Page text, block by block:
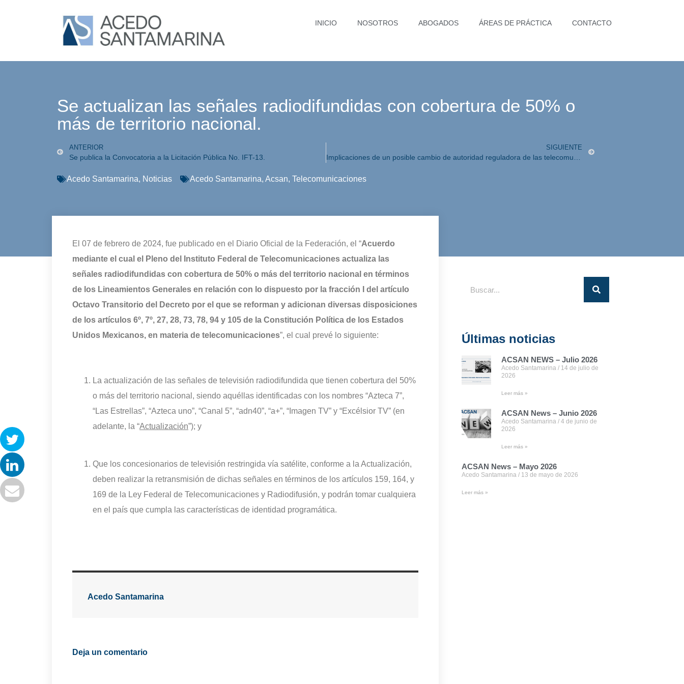
INICIO NOSOTROS ABOGADOS ÁREAS DE PRÁCTICA CONTACTO
Se actualizan las señales radiodifundidas con cobertura de 50% o
más de territorio nacional.
ANTERIOR
Se publica la Convocatoria a la Licitación Pública No. IFT-13.
SIGUIENTE
Acedo Santamarina, Noticias Acedo Santamarina, Acsan, Telecomunicaciones
El 07 de febrero de 2024, fue publicado en el Diario Oficial de la Federación, el “Acuerdo
mediante el cual el Pleno del Instituto Federal de Telecomunicaciones actualiza las
señales radiodifundidas con cobertura de 50% o más del territorio nacional en términos
de los Lineamientos Generales en relación con lo dispuesto por la fracción I del artículo
Octavo Transitorio del Decreto por el que se reforman y adicionan diversas disposiciones
de los artículos 6º, 7º, 27, 28, 73, 78, 94 y 105 de la Constitución Política de los Estados
Unidos Mexicanos, en materia de telecomunicaciones”, el cual prevé lo siguiente:
La actualización de las señales de televisión radiodifundida que tienen cobertura del 50%
o más del territorio nacional, siendo aquéllas identificadas con los nombres “Azteca 7”,
“Las Estrellas”, “Azteca uno”, “Canal 5”, “adn40”, “a+”, “Imagen TV” y “Excélsior TV” (en
adelante, la “Actualización”); y
Que los concesionarios de televisión restringida vía satélite, conforme a la Actualización,
deben realizar la retransmisión de dichas señales en términos de los artículos 159, 164, y
169 de la Ley Federal de Telecomunicaciones y Radiodifusión, y podrán tomar cualquiera
en el país que cumpla las características de identidad programática.
Acedo Santamarina
Deja un comentario
Últimas noticias
ACSAN NEWS – Julio 2026
Acedo Santamarina 14 de julio de
2026
Leer más »
ACSAN News – Junio 2026
Acedo Santamarina 4 de junio de
2026
Leer más »
ACSAN News – Mayo 2026
Acedo Santamarina 13 de mayo de 2026
Leer más »